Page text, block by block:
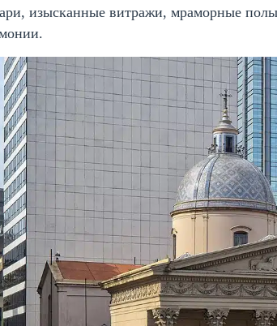
изысканные витражи, мраморные